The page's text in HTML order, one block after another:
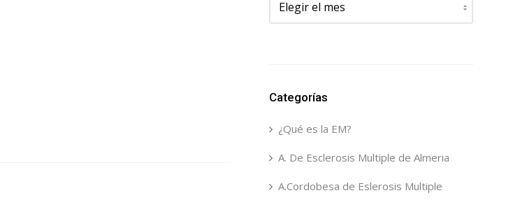
Categorías
¿Qué es la EM?
A. De Esclerosis Multiple de Almeria
A.Cordobesa de Eslerosis Multiple